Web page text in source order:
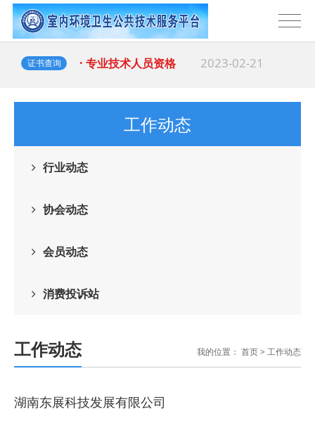
证书查询 · 专业技术人员资格 2023-02-21
工作动态
行业动态
协会动态
会员动态
消费投诉站
工作动态 我的位置： 首页> 工作动态
湖南东展科技发展有限公司